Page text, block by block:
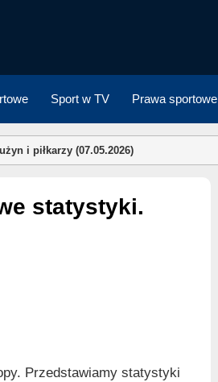
Sport w TV Prawa sportowe
i piłkarzy (07.05.2026)
Przedstawiamy statystyki